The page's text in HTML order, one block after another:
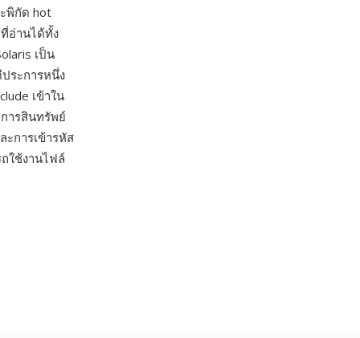
พิกัด hot
อ่านได้ทั้ง
เป็น
ระการหนึ่ง
เข้าใน
ารสินทรัพย์
ะการเข้ารหัส
ใช้งานไฟล์